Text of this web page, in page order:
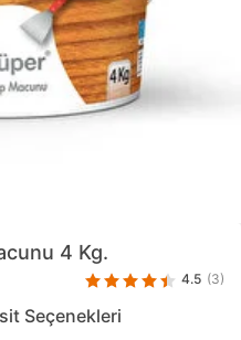
4 Kg.
4.5 (3)
Seçenekleri